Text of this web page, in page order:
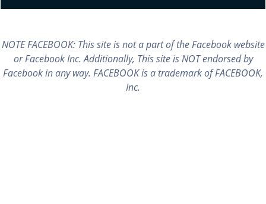
NOTE FACEBOOK: This site is not a part of the Facebook website
or Facebook Inc. Additionally, This site is NOT endorsed by
Facebook in any way. FACEBOOK is a trademark of FACEBOOK,
Inc.